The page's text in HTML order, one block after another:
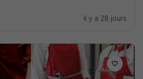
il y a 28 jours